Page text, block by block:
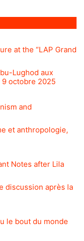
at the “LAP Grand
Lughod aux
9 octobre 2025
and
et anthropologie,
Notes after Lila
discussion après la
le bout du monde